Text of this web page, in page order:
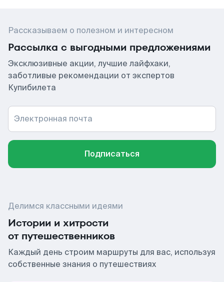
Рассказываем о полезном и интересном
Рассылка с выгодными предложениями
Эксклюзивные акции, лучшие лайфхаки,
заботливые рекомендации от экспертов
Купибилета
Электронная почта
Подписаться
Делимся классными идеями
Истории и хитрости
от путешественников
Каждый день строим маршруты для вас, используя
собственные знания о путешествиях